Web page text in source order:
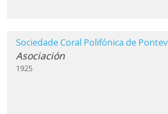
Sociedade Coral Polifónica de
Asociación
1925